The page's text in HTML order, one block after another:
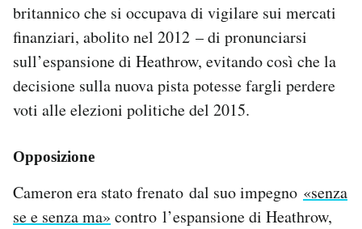
britannico che si occupava di vigilare sui mercati
finanziari, abolito nel 2012 – di pronunciarsi
sull’espansione di Heathrow, evitando così che la
decisione sulla nuova pista potesse fargli perdere
voti alle elezioni politiche del 2015.
Opposizione
Cameron era stato frenato dal suo impegno «senza
se e senza ma» contro l’espansione di Heathrow,